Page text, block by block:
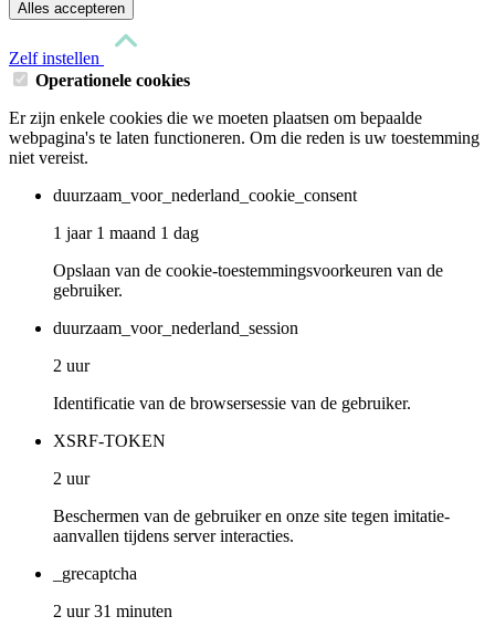
Alles accepteren
Zelf instellen
Operationele cookies
Er zijn enkele cookies die we moeten plaatsen om bepaalde
webpagina's te laten functioneren. Om die reden is uw toestemming
niet vereist.
duurzaam_voor_nederland_cookie_consent
1 jaar 1 maand 1 dag
Opslaan van de cookie-toestemmingsvoorkeuren van de
gebruiker.
duurzaam_voor_nederland_session
2 uur
Identificatie van de browsersessie van de gebruiker.
XSRF-TOKEN
2 uur
Beschermen van de gebruiker en onze site tegen imitatie-
aanvallen tijdens server interacties.
_grecaptcha
2 uur 31 minuten